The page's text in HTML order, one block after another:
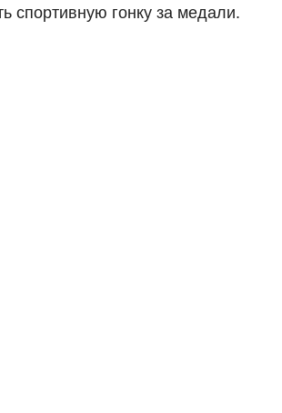
спортивную гонку за медали.